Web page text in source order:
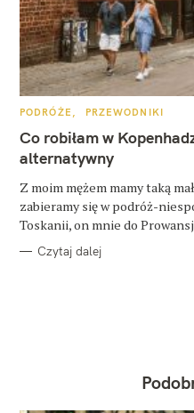
K
T
E
G
O
I
PODRÓŻE PRZEWODNIKI
Co robiłam w
alternatywny
Z moim mężem mamy taką
zabieramy się w podróż-
Toskanii, on mnie do
Czytaj dalej